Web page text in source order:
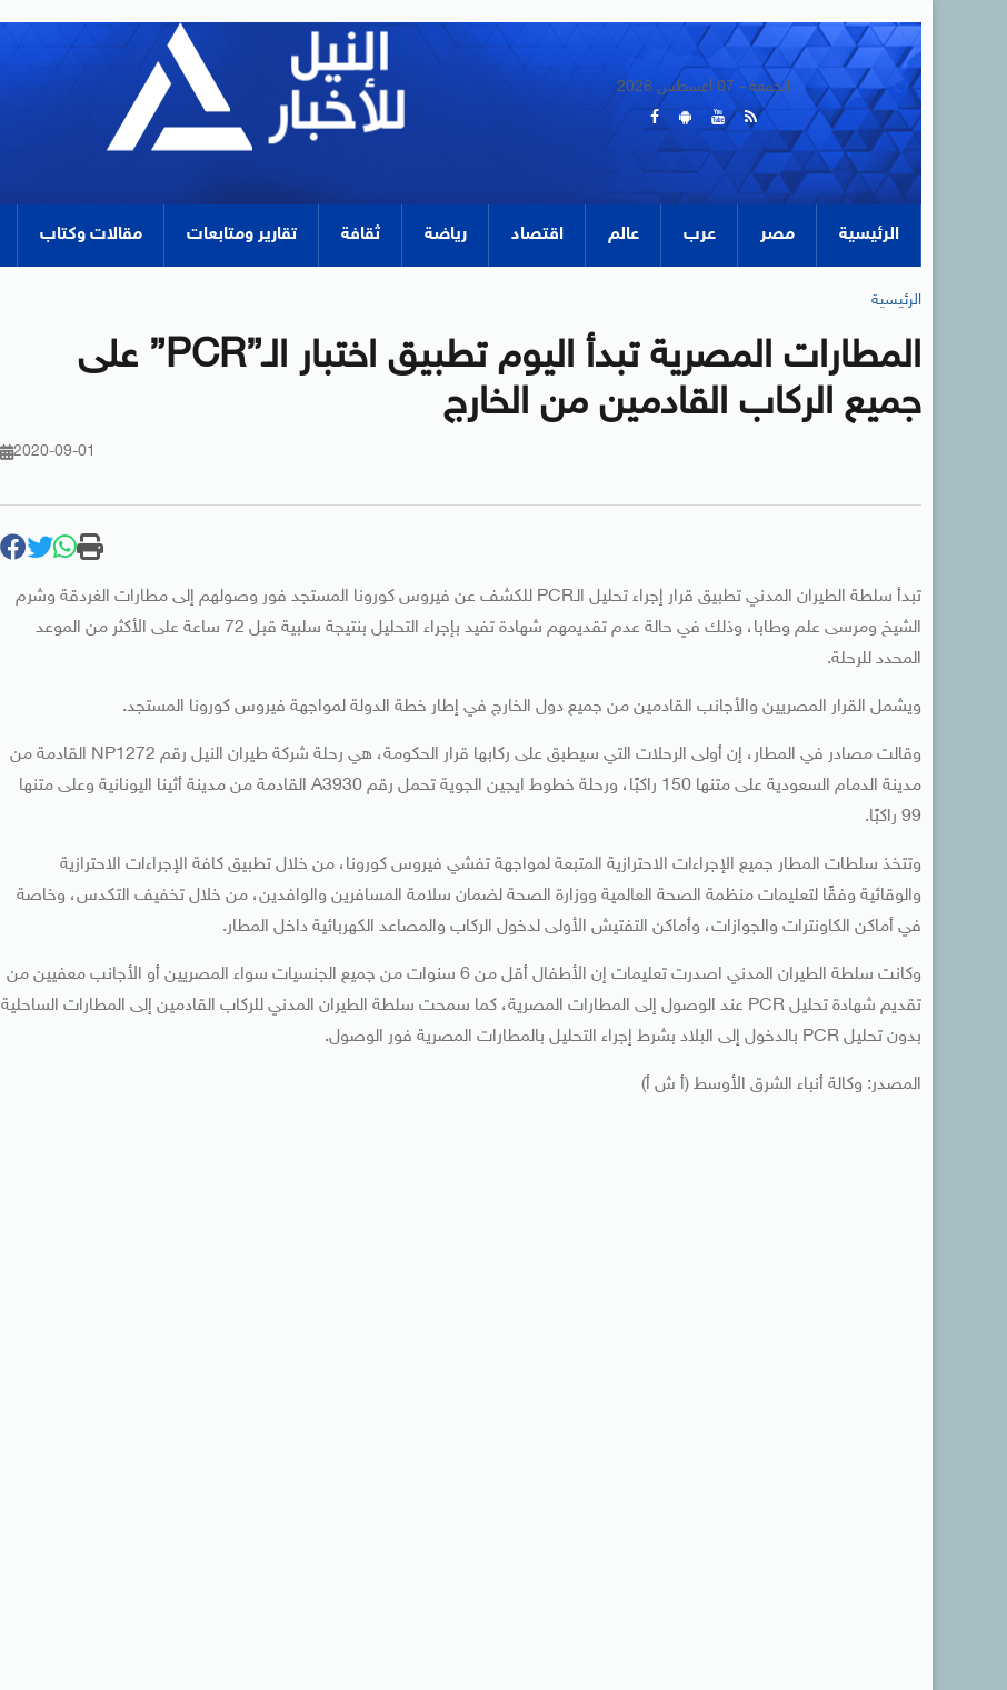
الجمعة - 07 أغسطس 2026
الرئيسية مصر عرب عالم اقتصاد رياضة ثقافة تقارير ومتابعات مقالات وكتاب
الرئيسية
المطارات المصرية تبدأ اليوم تطبيق اختبار الـ”PCR” على
جميع الركاب القادمين من الخارج
2020-09-01
تبدأ سلطة الطيران المدني تطبيق قرار إجراء تحليل الـPCR للكشف عن فيروس كورونا المستجد فور وصولهم إلى مطارات الغردقة وشرم
الشيخ ومرسى علم وطابا، وذلك في حالة عدم تقديمهم شهادة تفيد بإجراء التحليل بنتيجة سلبية قبل 72 ساعة على الأكثر من الموعد
المحدد للرحلة.
ويشمل القرار المصريين والأجانب القادمين من جميع دول الخارج في إطار خطة الدولة لمواجهة فيروس كورونا المستجد.
وقالت مصادر في المطار، إن أولى الرحلات التي سيطبق على ركابها قرار الحكومة، هي رحلة شركة طيران النيل رقم NP1272 القادمة من
مدينة الدمام السعودية على متنها 150 راكبًا، ورحلة خطوط ايجين الجوية تحمل رقم A3930 القادمة من مدينة أثينا اليونانية وعلى متنها
99 راكبًا.
وتتخذ سلطات المطار جميع الإجراءات الاحترازية المتبعة لمواجهة تفشي فيروس كورونا، من خلال تطبيق كافة الإجراءات الاحترازية
والوقائية وفقًا لتعليمات منظمة الصحة العالمية ووزارة الصحة لضمان سلامة المسافرين والوافدين، من خلال تخفيف التكدس، وخاصة
في أماكن الكاونترات والجوازات، وأماكن التفتيش الأولى لدخول الركاب والمصاعد الكهربائية داخل المطار.
وكانت سلطة الطيران المدني اصدرت تعليمات إن الأطفال أقل من 6 سنوات من جميع الجنسيات سواء المصريين أو الأجانب معفيين من
تقديم شهادة تحليل PCR عند الوصول إلى المطارات المصرية، كما سمحت سلطة الطيران المدني للركاب القادمين إلى المطارات الساحلية
بدون تحليل PCR بالدخول إلى البلاد بشرط إجراء التحليل بالمطارات المصرية فور الوصول.
المصدر: وكالة أنباء الشرق الأوسط (أ ش أ)